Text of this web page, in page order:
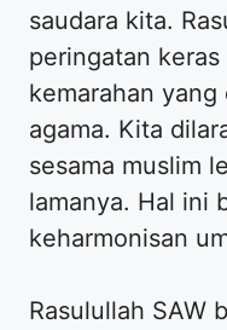
saudara kita.
peringatan
kemarahan
agama. Kita
sesama muslim
lamanya. Hal ini
keharmonisan
Rasulullah SAW